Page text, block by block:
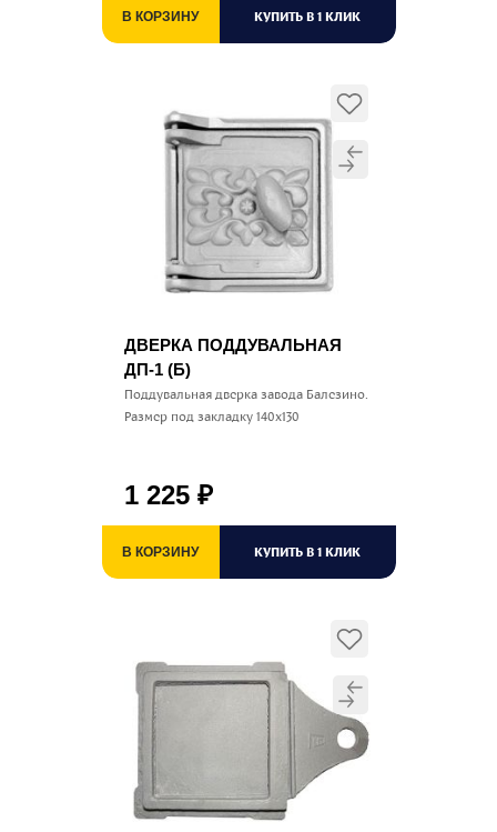
В КОРЗИНУ КУПИТЬ В 1 КЛИК
ДВЕРКА ПОДДУВАЛЬНАЯ
ДП-1 (Б)
Поддувальная дверка завода Балезино.
Размер под закладку 140х130
1 225 ₽
В КОРЗИНУ КУПИТЬ В 1 КЛИК